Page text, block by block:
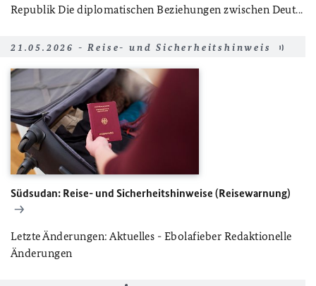
Republik Die diplomatischen Beziehungen zwischen Deut...
21.05.2026 - Reise- und Sicherheitshinweis
Südsudan: Reise- und Sicherheitshinweise (Reisewarnung)
Letzte Änderungen: Aktuelles - Ebolafieber Redaktionelle
Änderungen